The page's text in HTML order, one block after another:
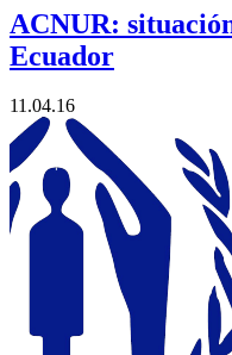
ACNUR:
Ecuador
11.04.16